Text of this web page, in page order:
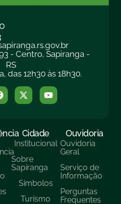
- Centro, Sapiranga -
RS
das 12h30 às 18h30.
Cidade
Institucional
Sobre
Sapiranga
Símbolos
Turísmo
Ouvidoria
Ouvidoria
Geral
Serviço de
Informação
Perguntas
Frequentes